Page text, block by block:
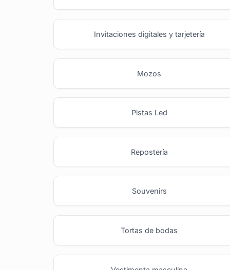
Invitaciones digitales y tarjetería
Mozos
Pistas Led
Repostería
Souvenirs
Tortas de bodas